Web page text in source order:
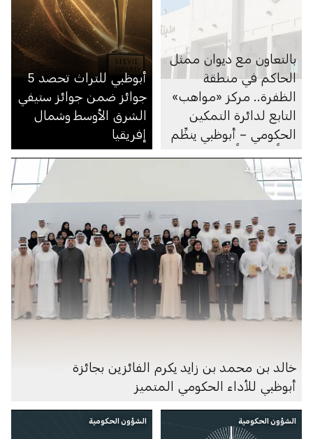
بالتعاون مع ديوان ممثل
الحاكم في منطقة
الظفرة.. مركز «مواهب»
التابع لدائرة التمكين
الحكومي – أبوظبي ينظِّم
مجلس مدينة زايد
أبوظبي للتراث تحصد 5
جوائز ضمن جوائز ستيفي
الشرق الأوسط وشمال
إفريقيا
أخبار ولي العهد
خالد بن محمد بن زايد يكرم الفائزين بجائزة
أبوظبي للأداء الحكومي المتميز
الشؤون الحكومية الشؤون الحكومية